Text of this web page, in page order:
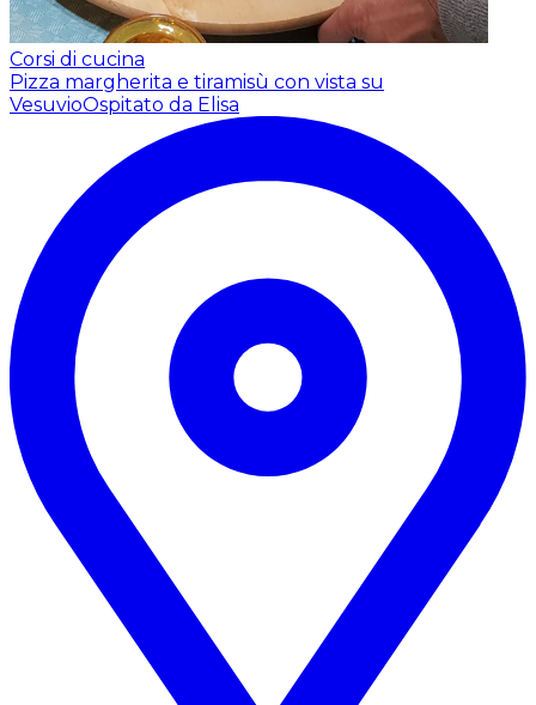
Corsi di cucina
Pizza margherita e tiramisù con vista su
VesuvioOspitato da Elisa